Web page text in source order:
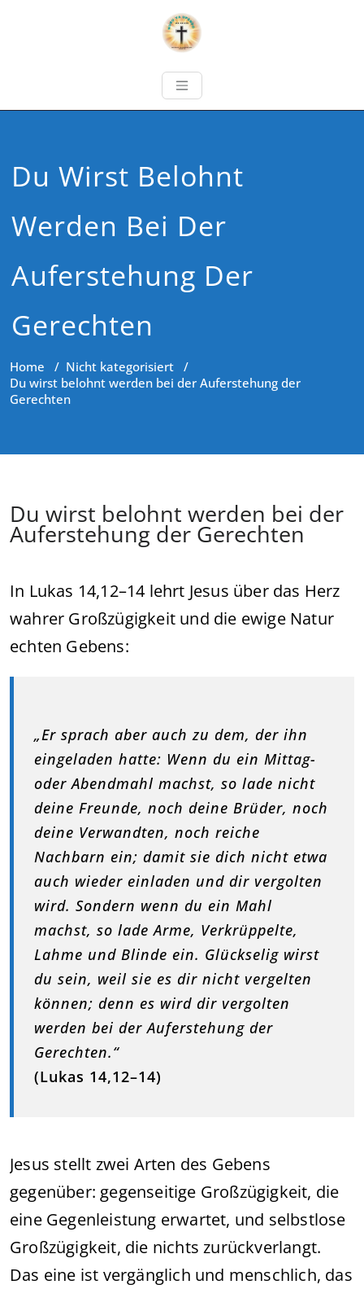
Du Wirst Belohnt
Werden Bei Der
Auferstehung Der
Gerechten
Home / Nicht kategorisiert /
Du wirst belohnt werden bei der Auferstehung der
Gerechten
Du wirst belohnt werden bei der
Auferstehung der Gerechten
In Lukas 14,12–14 lehrt Jesus über das Herz
wahrer Großzügigkeit und die ewige Natur
echten Gebens:
„Er sprach aber auch zu dem, der ihn
eingeladen hatte: Wenn du ein Mittag-
oder Abendmahl machst, so lade nicht
deine Freunde, noch deine Brüder, noch
deine Verwandten, noch reiche
Nachbarn ein; damit sie dich nicht etwa
auch wieder einladen und dir vergolten
wird. Sondern wenn du ein Mahl
machst, so lade Arme, Verkrüppelte,
Lahme und Blinde ein. Glückselig wirst
du sein, weil sie es dir nicht vergelten
können; denn es wird dir vergolten
werden bei der Auferstehung der
Gerechten.“
(Lukas 14,12–14)
Jesus stellt zwei Arten des Gebens
gegenüber: gegenseitige Großzügigkeit, die
eine Gegenleistung erwartet, und selbstlose
Großzügigkeit, die nichts zurückverlangt.
Das eine ist vergänglich und menschlich, das